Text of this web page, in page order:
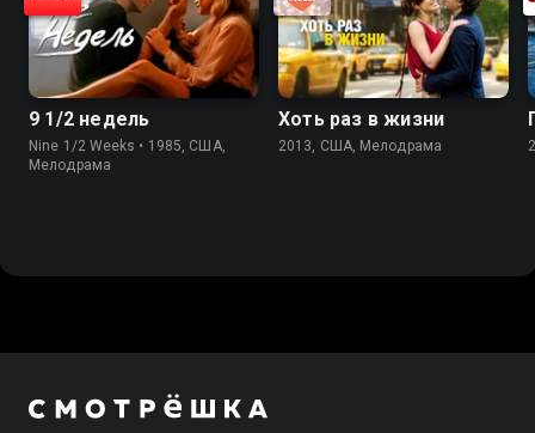
9 1/2 недель
Nine 1/2 Weeks • 1985, США,
Мелодрама
Хоть раз в жизни
2013, США, Мелодрама